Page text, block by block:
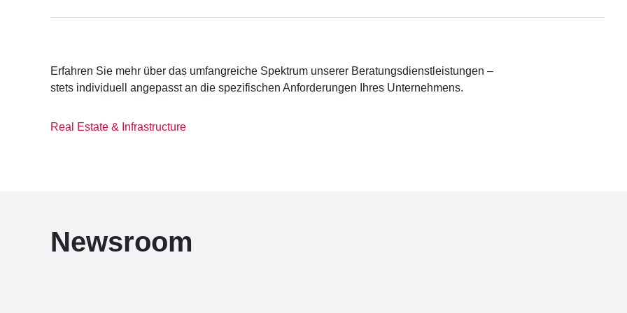
Erfahren Sie mehr über das umfangreiche Spektrum unserer Beratungsdienstleistungen –
stets individuell angepasst an die spezifischen Anforderungen Ihres Unternehmens.
Real Estate & Infrastructure
Newsroom